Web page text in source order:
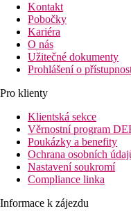
Kontakt
Pobočky
Kariéra
O nás
Užitečné dokumenty
Prohlášení o
Pro klienty
Klientská sekce
Věrnostní program
Poukázky a benefity
Ochrana osobních
Nastavení soukromí
Compliance linka
Informace k zájezdu